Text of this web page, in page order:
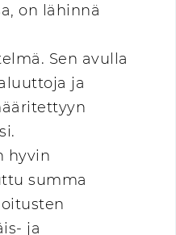
on lähinnä
Sen avulla
ja
hyvin
summa
ja